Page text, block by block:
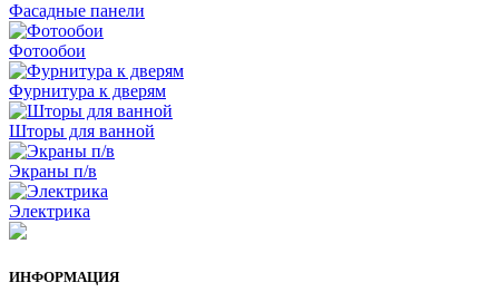
Фасадные панели
Фотообои
Фурнитура к дверям
Шторы для ванной
Экраны п/в
Электрика
ИНФОРМАЦИЯ